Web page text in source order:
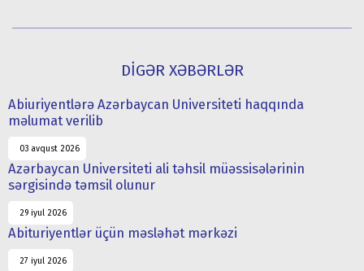
DİGƏR XƏBƏRLƏR
Abiuriyentlərə Azərbaycan Universiteti haqqında
məlumat verilib
03 avqust 2026
Azərbaycan Universiteti ali təhsil müəssisələrinin
sərgisində təmsil olunur
29 iyul 2026
Abituriyentlər üçün məsləhət mərkəzi
27 iyul 2026